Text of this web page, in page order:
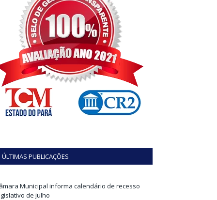
ÚLTIMAS PUBLICAÇÕES
Municipal informa calendário de recesso
de julho